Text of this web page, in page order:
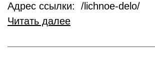
Адрес ссылки: /lichnoe-delo/
Читать далее